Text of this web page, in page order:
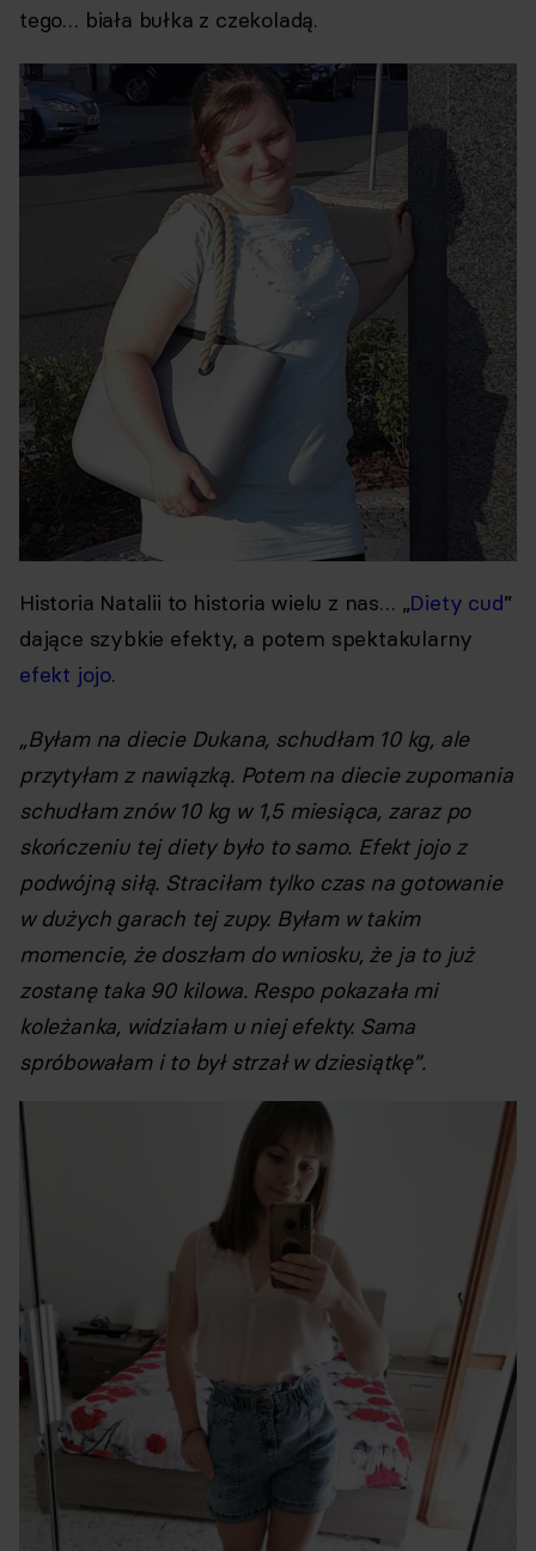
tego… biała bułka z czekoladą.
Historia Natalii to historia wielu z nas… „Diety cud”
dające szybkie efekty, a potem spektakularny
efekt jojo.
„Byłam na diecie Dukana, schudłam 10 kg, ale
przytyłam z nawiązką. Potem na diecie zupomania
schudłam znów 10 kg w 1,5 miesiąca, zaraz po
skończeniu tej diety było to samo. Efekt jojo z
podwójną siłą. Straciłam tylko czas na gotowanie
w dużych garach tej zupy. Byłam w takim
momencie, że doszłam do wniosku, że ja to już
zostanę taka 90 kilowa. Respo pokazała mi
koleżanka, widziałam u niej efekty. Sama
spróbowałam i to był strzał w dziesiątkę”.